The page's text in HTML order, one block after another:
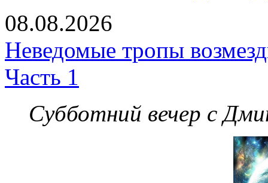
08.08.2026
Неведомые тропы
Часть 1
Субботний вечер с